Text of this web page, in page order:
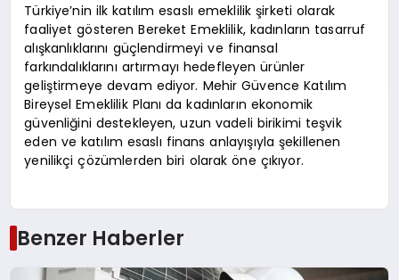
Türkiye’nin ilk katılım esaslı emeklilik şirketi olarak
faaliyet gösteren Bereket Emeklilik, kadınların tasarruf
alışkanlıklarını güçlendirmeyi ve finansal
farkındalıklarını artırmayı hedefleyen ürünler
geliştirmeye devam ediyor. Mehir Güvence Katılım
Bireysel Emeklilik Planı da kadınların ekonomik
güvenliğini destekleyen, uzun vadeli birikimi teşvik
eden ve katılım esaslı finans anlayışıyla şekillenen
yenilikçi çözümlerden biri olarak öne çıkıyor.
Benzer Haberler